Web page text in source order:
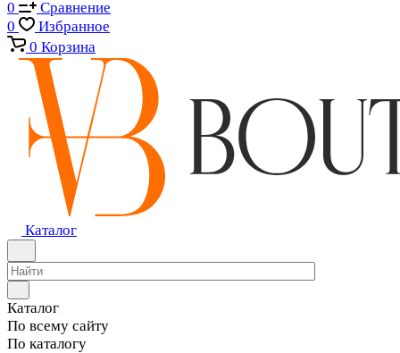
0
Сравнение
0
Избранное
0 Корзина
Каталог
Каталог
По всему сайту
По каталогу